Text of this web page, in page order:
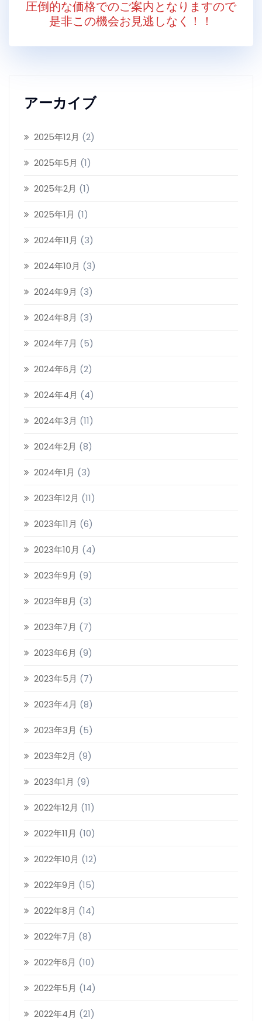
圧倒的な価格でのご案内となりますので
是非この機会お見逃しなく！！
アーカイブ
2025年12月 (2)
2025年5月 (1)
2025年2月 (1)
2025年1月 (1)
2024年11月 (3)
2024年10月 (3)
2024年9月 (3)
2024年8月 (3)
2024年7月 (5)
2024年6月 (2)
2024年4月 (4)
2024年3月 (11)
2024年2月 (8)
2024年1月 (3)
2023年12月 (11)
2023年11月 (6)
2023年10月 (4)
2023年9月 (9)
2023年8月 (3)
2023年7月 (7)
2023年6月 (9)
2023年5月 (7)
2023年4月 (8)
2023年3月 (5)
2023年2月 (9)
2023年1月 (9)
2022年12月 (11)
2022年11月 (10)
2022年10月 (12)
2022年9月 (15)
2022年8月 (14)
2022年7月 (8)
2022年6月 (10)
2022年5月 (14)
2022年4月 (21)